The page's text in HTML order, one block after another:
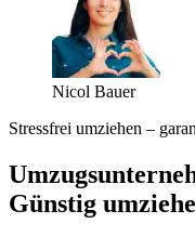
Nicol Bauer
Stressfrei umziehen –
Günstig